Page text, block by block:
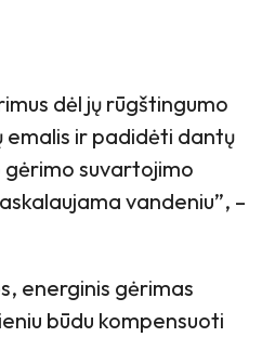
dėl jų rūgštingumo
ir padidėti dantų
suvartojimo
vandeniu”, –
energinis gėrimas
būdu kompensuoti